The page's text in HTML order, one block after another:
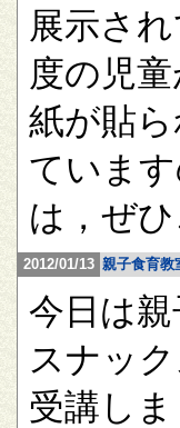
展示さ
度の児
紙が貼ら
ていま
は，ぜひ
2012/01/13 親子食育教
今日は
スナッ
受講しま